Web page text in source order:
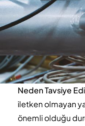
Neden Tavsiye
iletken olmayan
önemli olduğu